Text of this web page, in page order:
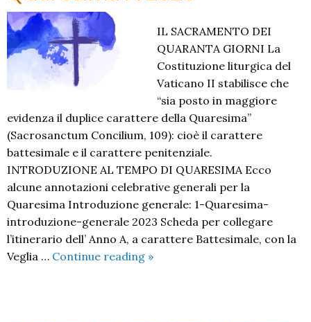
IL SACRAMENTO DEI
QUARANTA GIORNI La
Costituzione liturgica del
Vaticano II stabilisce che
“sia posto in maggiore
evidenza il duplice carattere della Quaresima”
(Sacrosanctum Concilium, 109): cioè il carattere
battesimale e il carattere penitenziale.
INTRODUZIONE AL TEMPO DI QUARESIMA Ecco
alcune annotazioni celebrative generali per la
Quaresima Introduzione generale: 1-Quaresima-
introduzione-generale 2023 Scheda per collegare
l’itinerario dell’ Anno A, a carattere Battesimale, con la
Veglia … Continue reading Quaresima
»